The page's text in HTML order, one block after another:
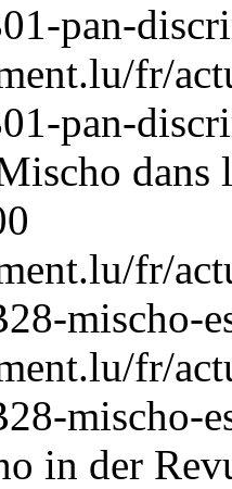
pan-
fr/
pan-
dans
fr/
mischo-
fr/
mischo-
in der